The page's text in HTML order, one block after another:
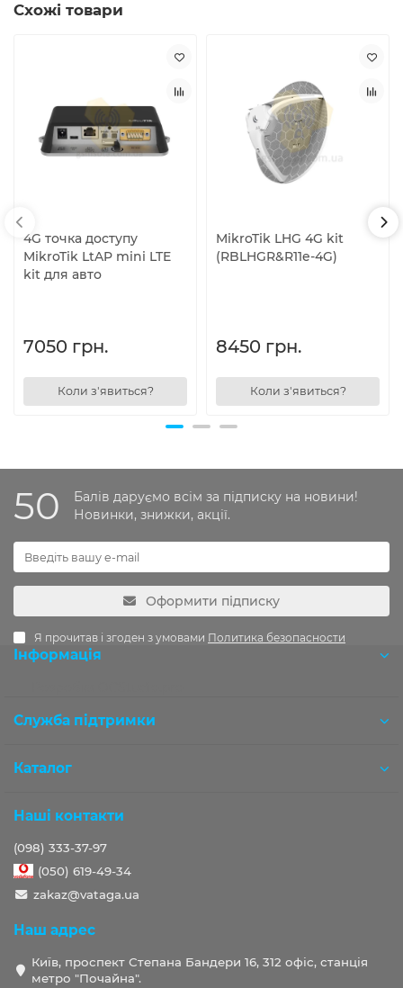
Схожі товари
4G точка доступу
MikroTik LtAP mini LTE
kit для авто
7050 грн.
Коли з'явиться?
MikroTik LHG 4G kit
(RBLHGR&R11e-4G)
8450 грн.
Коли з'явиться?
50
Балів даруємо всім за підписку на новини!
Новинки, знижки, акції.
Оформити підписку
Я прочитав і згоден з умовами Политика безопасности
Інформація
Служба підтримки
Каталог
Наші контакти
(098) 333-37-97
(050) 619-49-34
zakaz@vataga.ua
Наш адрес
Київ, проспект Степана Бандери 16, 312 офіс, станція
метро "Почайна".